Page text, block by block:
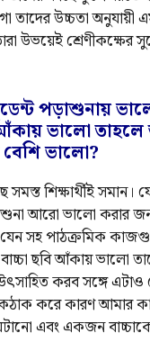
তাদের উচ্চতা অনুযায়ী
উভয়েই শ্রেণীকক্ষের
পড়াশুনায়
ভালো
ভালো?
শিক্ষার্থীই সমান।
আরো ভালো করার
সহ পাঠক্রমিক
ছবি আঁকায় ভালো
করব সঙ্গে এটাও
করে কারণ আমার
এবং একজন